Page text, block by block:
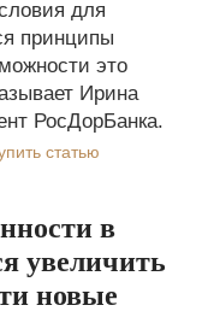
для
принципы
это
Ирина
РосДорБанка.
статью
в
увеличить
новые